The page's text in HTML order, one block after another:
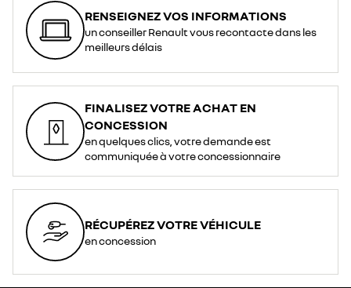
RENSEIGNEZ VOS INFORMATIONS
un conseiller Renault vous recontacte dans les
meilleurs délais
FINALISEZ VOTRE ACHAT EN
CONCESSION
en quelques clics, votre demande est
communiquée à votre concessionnaire
RÉCUPÉREZ VOTRE VÉHICULE
en concession